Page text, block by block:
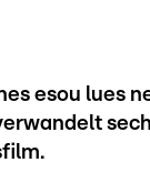
esou lues